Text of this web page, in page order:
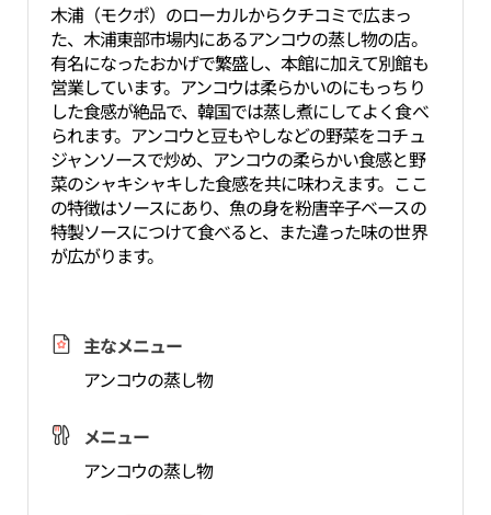
木浦（モクポ）のローカルからクチコミで広まっ
た、木浦東部市場内にあるアンコウの蒸し物の店。
有名になったおかげで繁盛し、本館に加えて別館も
営業しています。アンコウは柔らかいのにもっちり
した食感が絶品で、韓国では蒸し煮にしてよく食べ
られます。アンコウと豆もやしなどの野菜をコチュ
ジャンソースで炒め、アンコウの柔らかい食感と野
菜のシャキシャキした食感を共に味わえます。ここ
の特徴はソースにあり、魚の身を粉唐辛子ベースの
特製ソースにつけて食べると、また違った味の世界
が広がります。
主なメニュー
アンコウの蒸し物
メニュー
アンコウの蒸し物